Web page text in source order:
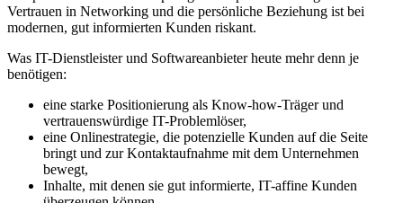
Vertrauen in Networking und die persönliche Beziehung ist bei
modernen, gut informierten Kunden riskant.
Was IT-Dienstleister und Softwareanbieter heute mehr denn je
benötigen:
eine starke Positionierung als Know-how-Träger und
vertrauenswürdige IT-Problemlöser,
eine Onlinestrategie, die potenzielle Kunden auf die Seite
bringt und zur Kontaktaufnahme mit dem Unternehmen
bewegt,
Inhalte, mit denen sie gut informierte, IT-affine Kunden